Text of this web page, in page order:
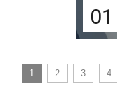
01
1 2 3 4